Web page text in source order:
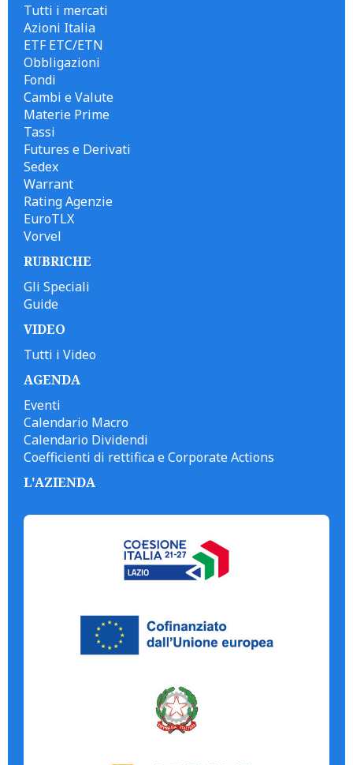
Tutti i mercati
Azioni Italia
ETF ETC/ETN
Obbligazioni
Fondi
Cambi e Valute
Materie Prime
Tassi
Futures e Derivati
Sedex
Warrant
Rating Agenzie
EuroTLX
Vorvel
RUBRICHE
Gli Speciali
Guide
VIDEO
Tutti i Video
AGENDA
Eventi
Calendario Macro
Calendario Dividendi
Coefficienti di rettifica e Corporate Actions
L'AZIENDA